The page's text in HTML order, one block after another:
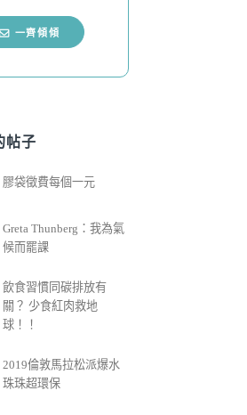
一齊傾傾
帖子
膠袋徵費每個一元
Greta Thunberg：我為氣
候而罷課
飲食習慣同碳排放有
關？ 少食紅肉救地
球！！
2019倫敦馬拉松派爆水
珠珠超環保